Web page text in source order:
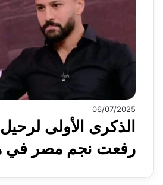
06/07/2025
الذكرى الأولى
رفعت نجم مصر في